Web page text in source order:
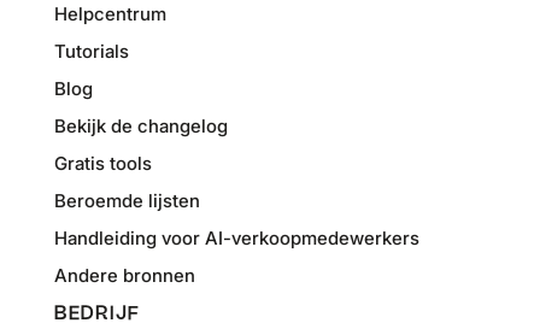
Helpcentrum
Tutorials
Blog
Bekijk de changelog
Gratis tools
Beroemde lijsten
Handleiding voor AI-verkoopmedewerkers
Andere bronnen
BEDRIJF